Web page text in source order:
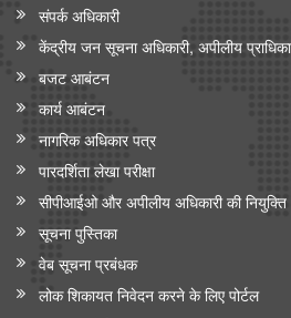
केंद्रीय मंत्री श्री जगत प्रकाश नड्डा ने
सीईओ राउंडटेबल सम्मेलन की अध्यक्षता की
केंद्रीय मंत्री जे.पी. नड्डा ने ‘ एआई इन
ज़रिए स्वास्थ्य सेवा में क्रांति’ पर नॉलेज पेपर
संपर्क अधिकारी
केंद्रीय जन सूचना अधिकारी, अपीलीय
बजट आबंटन
कार्य आबंटन
नागरिक अधिकार पत्र
पारदर्शिता लेखा परीक्षा
सीपीआईओ और अपी‍लीय अधिकारी की नियुक्ति
सूचना पुस्तिका
वेब सूचना प्रबंधक
लोक शिकायत निवेदन करने के लिए पोर्टल